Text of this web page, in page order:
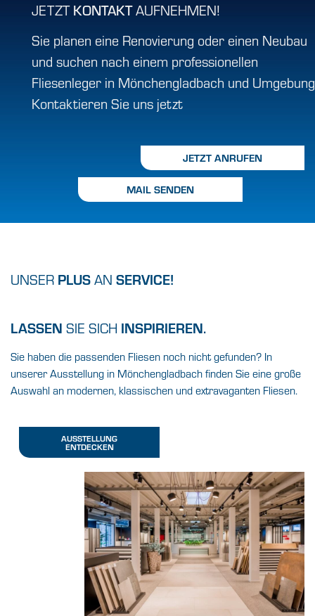
JETZTKONTAKTAUFNEHMEN!
Sie planen eine Renovierung oder einen Neubau
und suchen nach einem professionellen
Fliesenleger in Mönchengladbach und
Kontaktieren Sie uns jetzt
JETZT ANRUFEN
MAIL SENDEN
UNSER PLUS AN SERVICE!
LASSEN SIE SICH INSPIRIEREN.
Sie haben die passenden Fliesen noch nicht gefunden? In
unserer Ausstellung in Mönchengladbach finden Sie eine große
Auswahl an modernen, klassischen und extravaganten Fliesen.
AUSSTELLUNG
ENTDECKEN